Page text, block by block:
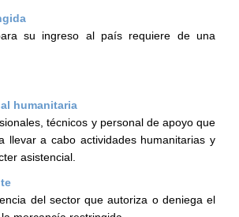
su ingreso al país requiere de una
humanitaria
técnicos y personal de apoyo que
llevar a cabo actividades humanitarias y
asistencial.
del sector que autoriza o deniega el